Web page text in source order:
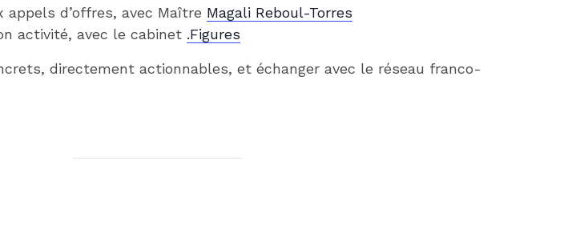
d’offres, avec Maître Magali Reboul-Torres
activité, avec le cabinet .Figures
directement actionnables, et échanger avec le réseau franco-